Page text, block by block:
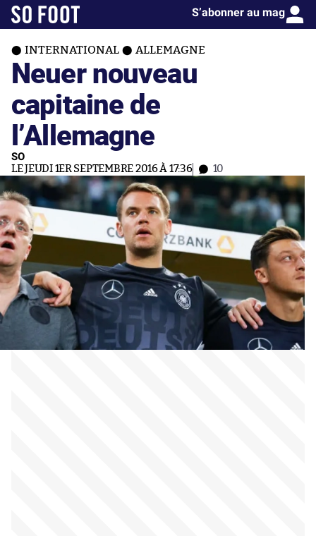
S’abonner au mag
INTERNATIONAL ALLEMAGNE
Neuer nouveau
capitaine de
l’Allemagne
SO
LE JEUDI 1ER SEPTEMBRE 2016 À 17:36 10